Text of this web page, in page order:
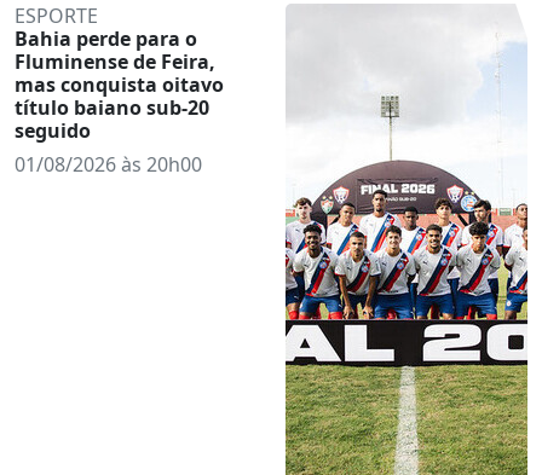
ESPORTE
Bahia perde para o
Fluminense de Feira,
mas conquista oitavo
título baiano sub-20
seguido
01/08/2026 às 20h00